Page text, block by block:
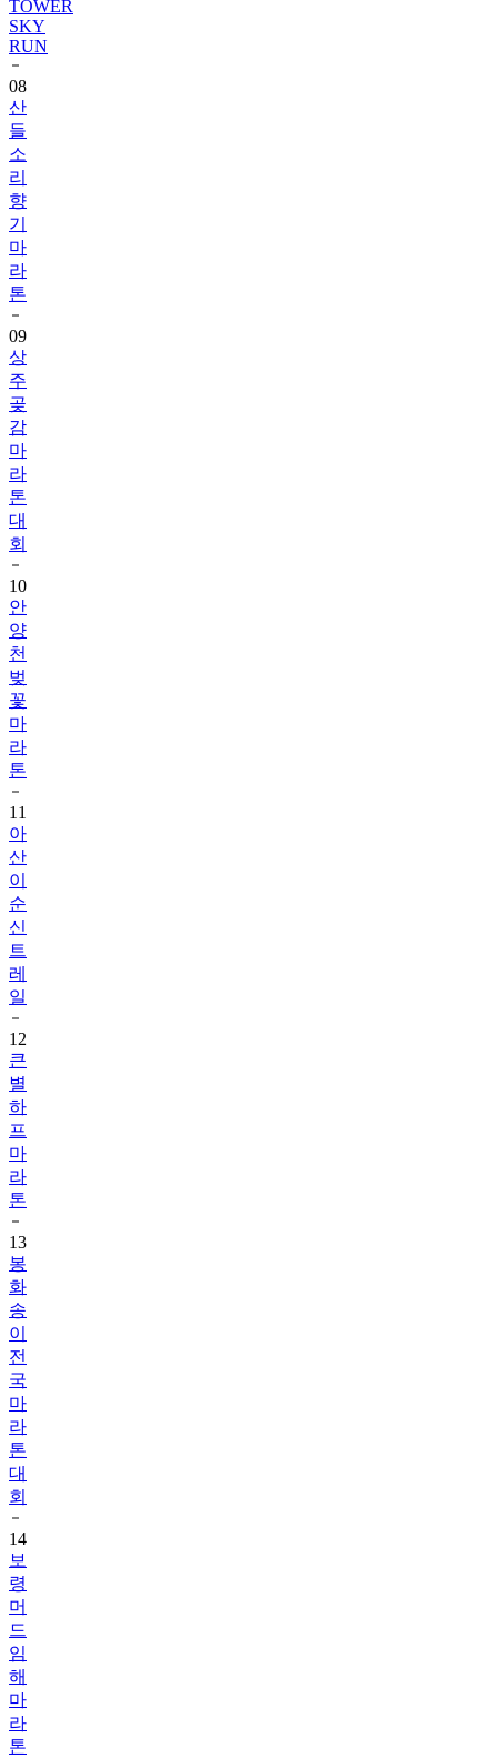
TOWER
SKY
RUN
08
산
들
소
리
향
기
마
라
톤
09
상
주
곶
감
마
라
톤
대
회
10
안
양
천
벚
꽃
마
라
톤
11
아
산
이
순
신
트
레
일
12
큰
별
하
프
마
라
톤
13
봉
화
송
이
전
국
마
라
톤
대
회
14
보
령
머
드
임
해
마
라
톤